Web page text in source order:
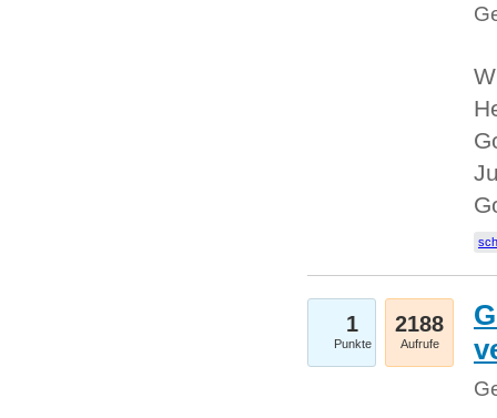
1
Punkte
2188
Aufrufe